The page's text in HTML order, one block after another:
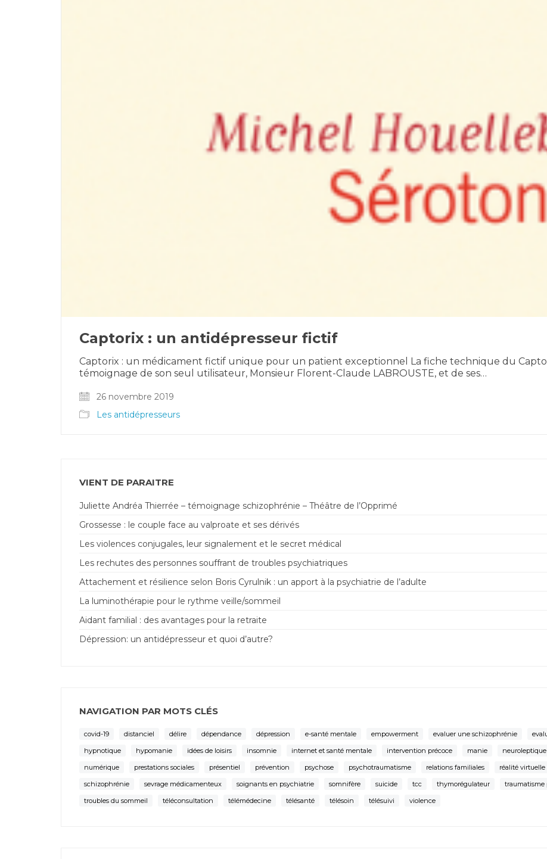
Captorix : un antidépresseur fictif
Captorix : un médicament fictif unique pour un patient exceptionnel La fiche technique du
témoignage de son seul utilisateur, Monsieur Florent-Claude LABROUSTE, et de ses…
26 novembre 2019
Les antidépresseurs
VIENT DE PARAITRE
Juliette Andréa Thierrée – témoignage schizophrénie – Théâtre de l’Opprimé
Grossesse : le couple face au valproate et ses dérivés
Les violences conjugales, leur signalement et le secret médical
Les rechutes des personnes souffrant de troubles psychiatriques
Attachement et résilience selon Boris Cyrulnik : un apport à la psychiatrie de l’adulte
La luminothérapie pour le rythme veille/sommeil
Aidant familial : des avantages pour la retraite
Dépression: un antidépresseur et quoi d’autre?
NAVIGATION PAR MOTS CLÉS
covid-19 distanciel délire dépendance dépression e-santé mentale empowerment evaluer une schizophrénie
hypnotique
hypomanie idées de loisirs insomnie internet et santé mentale intervention précoce manie neuroleptique
numérique
prestations sociales présentiel prévention psychose psychotraumatisme relations familiales réalité virtuelle
schizophrénie
sevrage médicamenteux soignants en psychiatrie somnifère suicide tcc thymorégulateur traumatisme
troubles du sommeil
téléconsultation télémédecine télésanté télésoin télésuivi violence